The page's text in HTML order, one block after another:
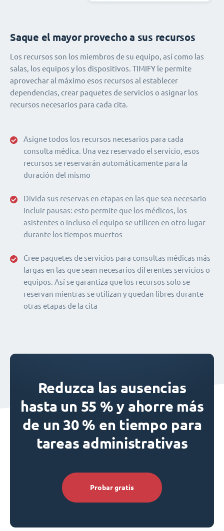
Asigne todos los recursos necesarios para cada
consulta médica. Una vez reservado el servicio, esos
recursos se reservarán automáticamente para la
duración del mismo
Divida sus reservas en etapas en las que sea necesario
incluir pausas: esto permite que los médicos, los
asistentes o incluso el equipo se utilicen en otro lugar
durante los tiempos muertos
Cree paquetes de servicios para consultas médicas más
largas en las que sean necesarios diferentes servicios o
equipos. Así se garantiza que los recursos solo se
reservan mientras se utilizan y quedan libres durante
otras etapas de la cita
Saque el mayor provecho a sus recursos
Los recursos son los miembros de su equipo, así como las
salas, los equipos y los dispositivos. TIMIFY le permite
aprovechar al máximo esos recursos al establecer
dependencias, crear paquetes de servicios o asignar los
recursos necesarios para cada cita.
Reduzca las ausencias
hasta un 55 % y ahorre más
de un 30 % en tiempo para
tareas administrativas
Probar gratis